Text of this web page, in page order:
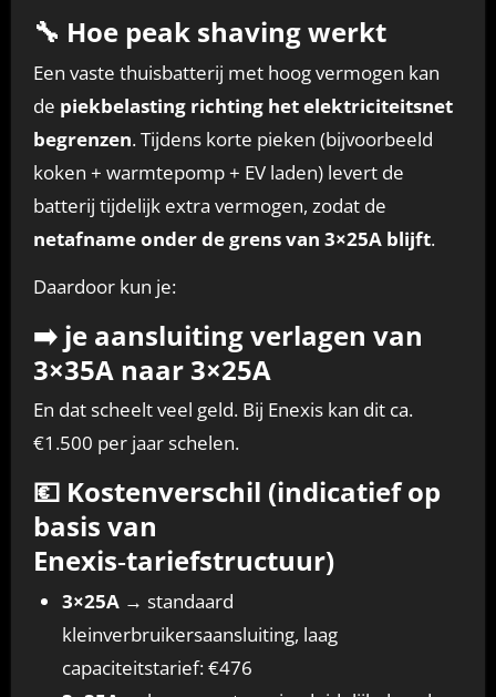
🔧 Hoe peak shaving werkt
Een vaste thuisbatterij met hoog vermogen kan
de piekbelasting richting het elektriciteitsnet
begrenzen. Tijdens korte pieken (bijvoorbeeld
koken + warmtepomp + EV laden) levert de
batterij tijdelijk extra vermogen, zodat de
netafname onder de grens van 3×25A blijft.
Daardoor kun je:
➡️ je aansluiting verlagen van
3×35A naar 3×25A
En dat scheelt veel geld. Bij Enexis kan dit ca.
€1.500 per jaar schelen.
💶 Kostenverschil (indicatief op
basis van
Enexis‑tariefstructuur)
3×25A→ standaard
kleinverbruikersaansluiting, laag
capaciteitstarief: €476